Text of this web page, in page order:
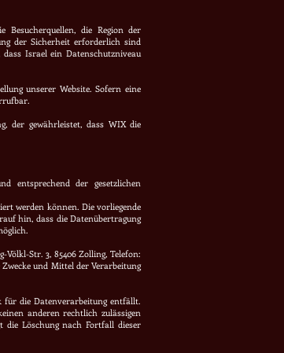
die Region der
der Sicherheit erforderlich sind
Israel ein Datenschutzniveau
unserer Website. Sofern eine
der gewährleistet, dass WIX die
entsprechend der gesetzlichen
werden können. Die vorliegende
hin, dass die Datenübertragung
Str. 3, 85406 Zolling, Telefon:
und Mittel der Verarbeitung
für die Datenverarbeitung entfällt.
anderen rechtlich zulässigen
die Löschung nach Fortfall dieser